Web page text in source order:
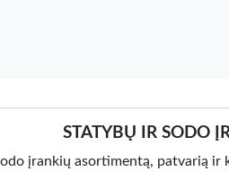
STATYBŲ IR SODO
įrankių asortimentą, patvarią ir